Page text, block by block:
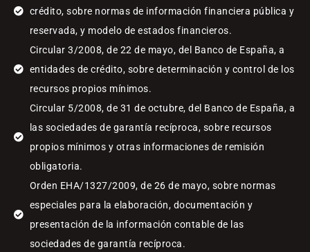
crédito, sobre normas de información financiera pública y
reservada, y modelo de estados financieros.
Circular 3/2008, de 22 de mayo, del Banco de España, a
entidades de crédito, sobre determinación y control de los
recursos propios mínimos.
Circular 5/2008, de 31 de octubre, del Banco de España, a
las sociedades de garantía recíproca, sobre recursos
propios mínimos y otras informaciones de remisión
obligatoria.
Orden EHA/1327/2009, de 26 de mayo, sobre normas
especiales para la elaboración, documentación y
presentación de la información contable de las
sociedades de garantía recíproca.